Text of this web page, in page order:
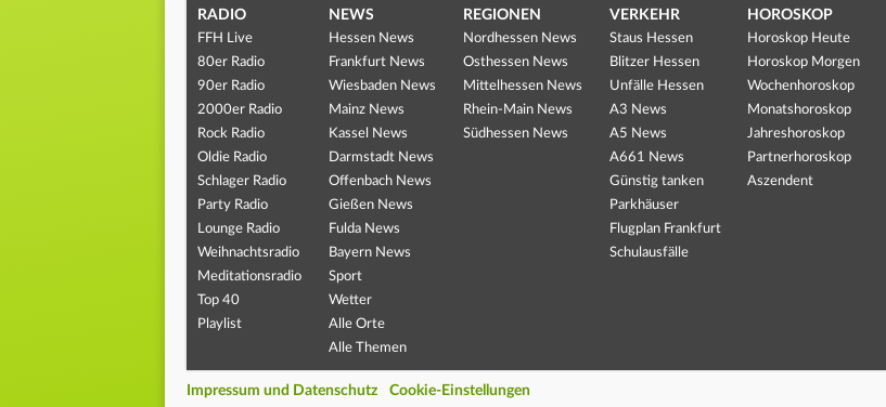
RADIO
FFH Live
80er Radio
90er Radio
2000er Radio
Rock Radio
Oldie Radio
Schlager Radio
Party Radio
Lounge Radio
Weihnachtsradio
Meditationsradio
Top 40
Playlist
NEWS
Hessen News
Frankfurt News
Wiesbaden News
Mainz News
Kassel News
Darmstadt News
Offenbach News
Gießen News
Fulda News
Bayern News
Sport
Wetter
Alle Orte
Alle Themen
REGIONEN
Nordhessen News
Osthessen News
Mittelhessen News
Rhein-Main News
Südhessen News
VERKEHR
Staus Hessen
Blitzer Hessen
Unfälle Hessen
A3 News
A5 News
A661 News
Günstig tanken
Parkhäuser
Flugplan Frankfurt
Schulausfälle
HOROSKOP
Horoskop Heute
Horoskop Morgen
Wochenhoroskop
Monatshoroskop
Jahreshoroskop
Partnerhoroskop
Aszendent
Impressum und Datenschutz Cookie-Einstellungen